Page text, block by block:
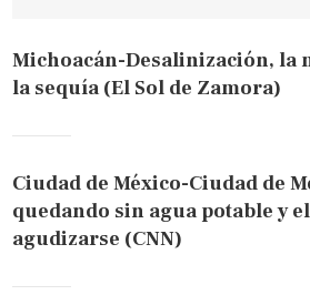
Michoacán-Desalinización, la
la sequía (El Sol de Zamora)
Ciudad de México-Ciudad de
quedando sin agua potable y
agudizarse (CNN)